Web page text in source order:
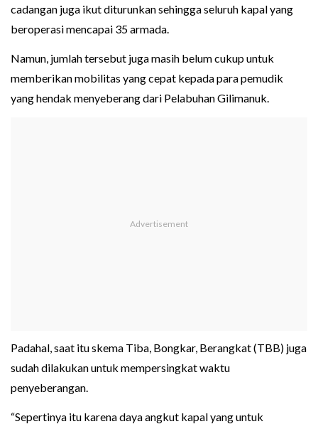
cadangan juga ikut diturunkan sehingga seluruh kapal yang
beroperasi mencapai 35 armada.
Namun, jumlah tersebut juga masih belum cukup untuk
memberikan mobilitas yang cepat kepada para pemudik
yang hendak menyeberang dari Pelabuhan Gilimanuk.
Padahal, saat itu skema Tiba, Bongkar, Berangkat (TBB) juga
sudah dilakukan untuk mempersingkat waktu
penyeberangan.
“Sepertinya itu karena daya angkut kapal yang untuk